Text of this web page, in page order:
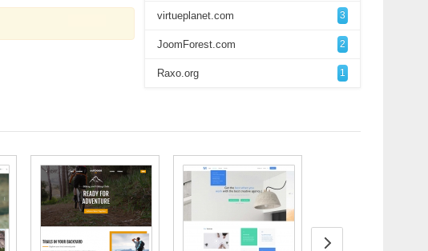
virtueplanet.com 3
JoomForest.com 2
Raxo.org 1